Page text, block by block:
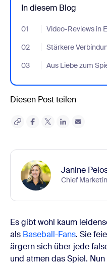
In diesem Blog
01 Video-Reviews in
- Jumplink to Video-
02
Stärkere
- Jumplink to Stärkere
03
Aus Liebe zum
- Jumplink to Aus Liebe
Diesen Post teilen
Janine
Chief
Es gibt wohl kaum
als Baseball-Fans. Sie
ärgern sich über jede
und atmen das Spiel.